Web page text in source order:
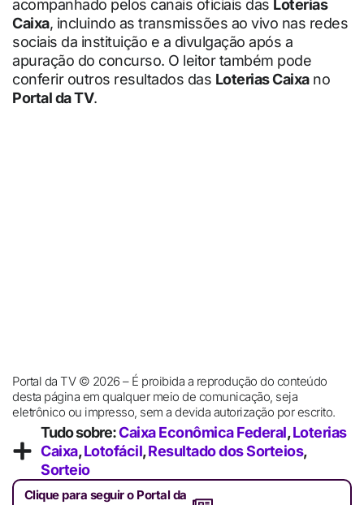
acompanhado pelos canais oficiais das Loterias
Caixa, incluindo as transmissões ao vivo nas redes
sociais da instituição e a divulgação após a
apuração do concurso. O leitor também pode
conferir outros resultados das Loterias Caixano
Portal da TV.
Portal da TV © 2026 – É proibida a reprodução do conteúdo
desta página em qualquer meio de comunicação, seja
eletrônico ou impresso, sem a devida autorização por escrito.
Tudo sobre:Caixa Econômica Federal,Loterias
Caixa,Lotofácil,Resultado dos Sorteios,
Sorteio
Clique para seguir o Portal da